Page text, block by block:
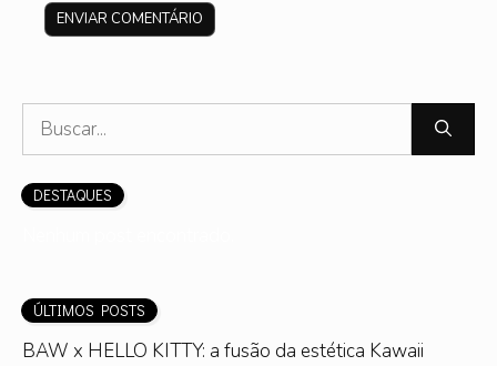
Site
Pesquisar
DESTAQUES
ÚLTIMOS POSTS
BAW x HELLO KITTY: a fusão da estética Kawaii